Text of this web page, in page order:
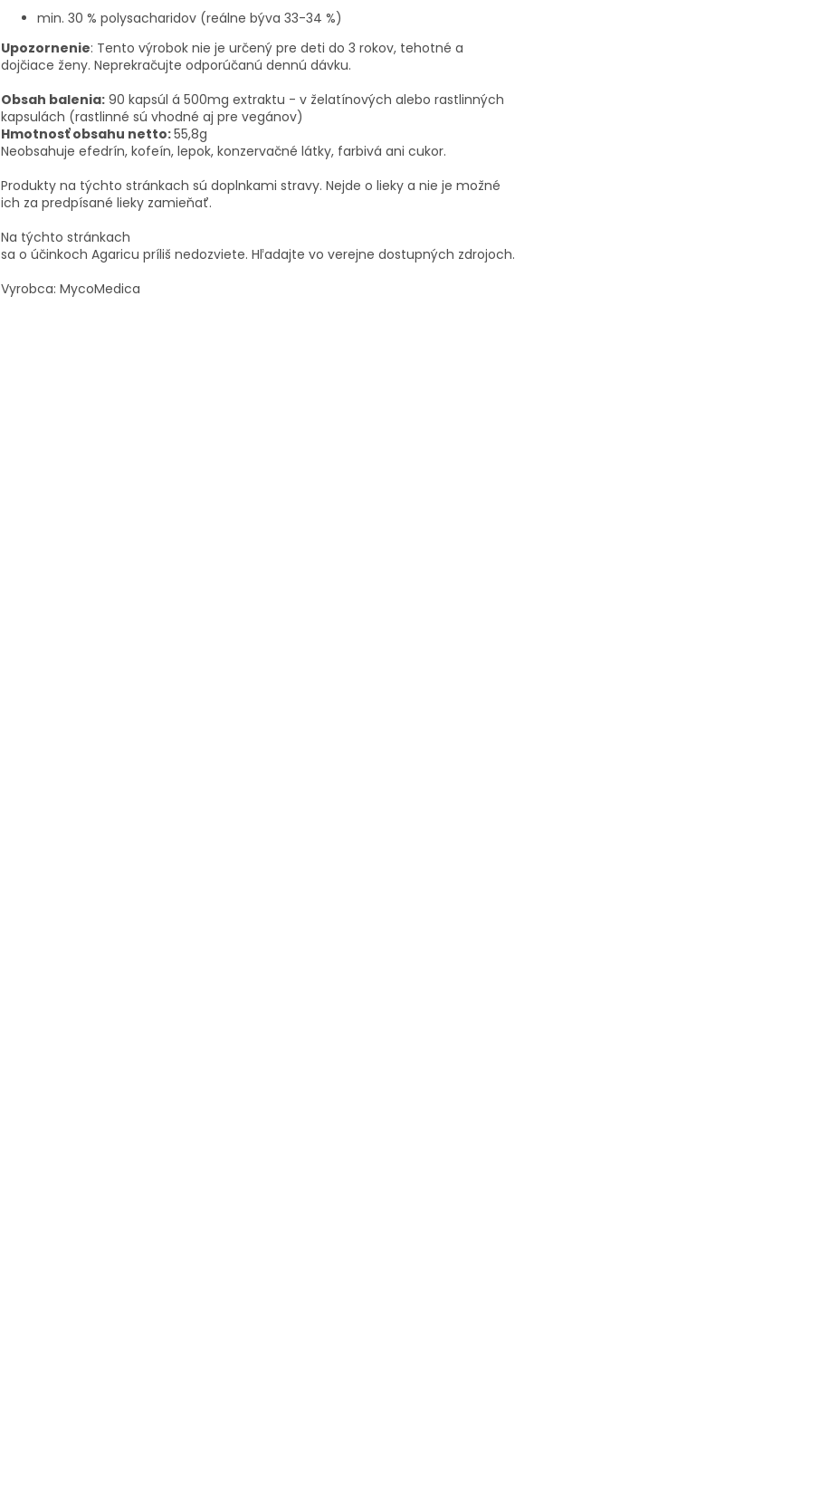
min. 30 % polysacharidov (reálne býva 33-34 %)
Upozornenie: Tento výrobok nie je určený pre deti do 3 rokov, tehotné a
dojčiace ženy. Neprekračujte odporúčanú dennú dávku.
Obsah balenia: 90 kapsúl á 500mg extraktu - v želatínových alebo rastlinných
kapsulách (rastlinné sú vhodné aj pre vegánov)
Hmotnosť obsahu netto:55,8g
Neobsahuje efedrín, kofeín, lepok, konzervačné látky, farbivá ani cukor.
Produkty na týchto stránkach sú doplnkami stravy. Nejde o lieky a nie je možné
ich za predpísané lieky zamieňať.
Na týchto stránkach
sa o účinkoch Agaricu príliš nedozviete. Hľadajte vo verejne dostupných zdrojoch.
Vyrobca: MycoMedica